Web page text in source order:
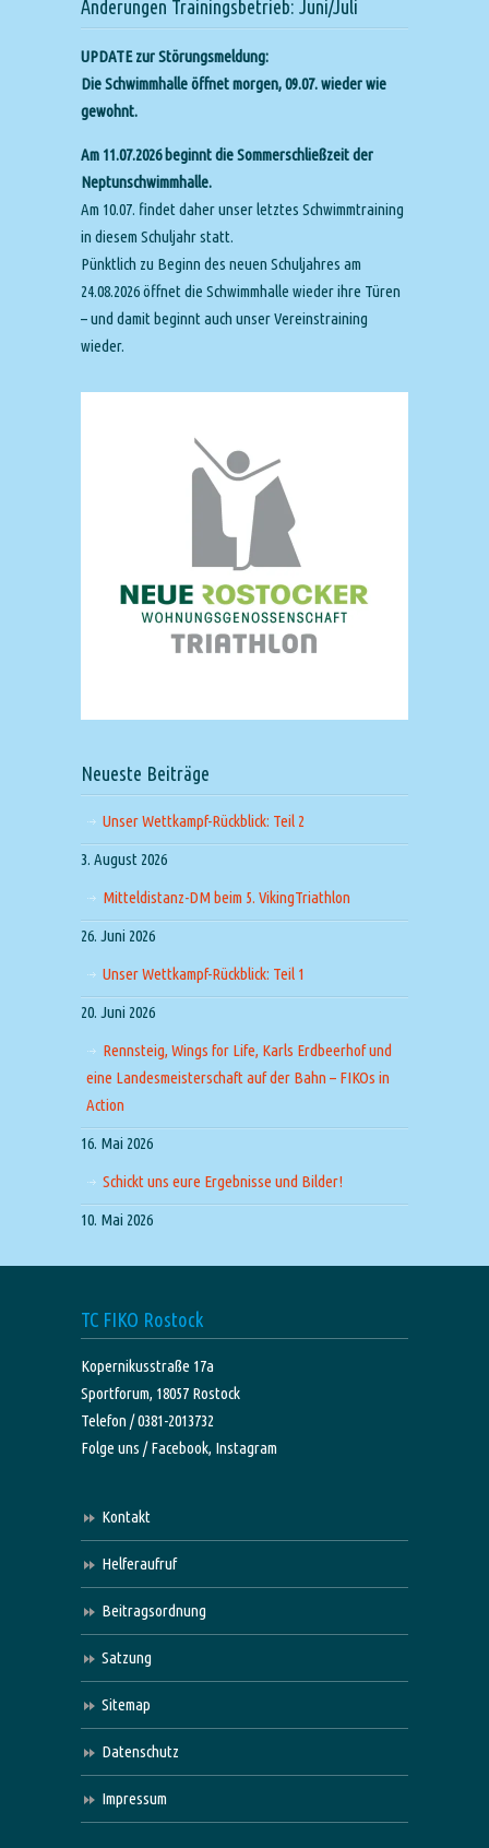
Änderungen Trainingsbetrieb: Juni/Juli
UPDATE zur Störungsmeldung:
Die Schwimmhalle öffnet morgen, 09.07. wieder wie
gewohnt.
Am 11.07.2026 beginnt die Sommerschließzeit der
Neptunschwimmhalle.
Am 10.07. findet daher unser letztes Schwimmtraining
in diesem Schuljahr statt.
Pünktlich zu Beginn des neuen Schuljahres am
24.08.2026 öffnet die Schwimmhalle wieder ihre Türen
– und damit beginnt auch unser Vereinstraining
wieder.
Neueste Beiträge
Unser Wettkampf-Rückblick: Teil 2
3. August 2026
Mitteldistanz-DM beim 5. VikingTriathlon
26. Juni 2026
Unser Wettkampf-Rückblick: Teil 1
20. Juni 2026
Rennsteig, Wings for Life, Karls Erdbeerhof und
eine Landesmeisterschaft auf der Bahn – FIKOs in
Action
16. Mai 2026
Schickt uns eure Ergebnisse und Bilder!
10. Mai 2026
TC FIKO Rostock
Kopernikusstraße 17a
Sportforum, 18057 Rostock
Telefon / 0381-2013732
Folge uns /Facebook, Instagram
Kontakt
Helferaufruf
Beitragsordnung
Satzung
Sitemap
Datenschutz
Impressum